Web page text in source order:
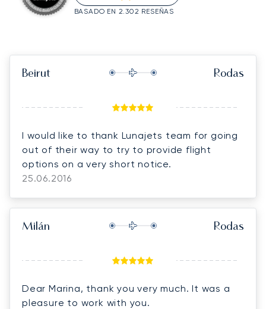
BASADO EN 2.302 RESEÑAS
Beirut Rodas
I would like to thank Lunajets team for going
out of their way to try to provide flight
options on a very short notice.
25.06.2016
Milán Rodas
Dear Marina, thank you very much. It was a
pleasure to work with you.